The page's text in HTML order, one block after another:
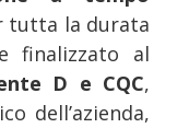
tutta la durata
finalizzato al
D e CQC,
dell’azienda,